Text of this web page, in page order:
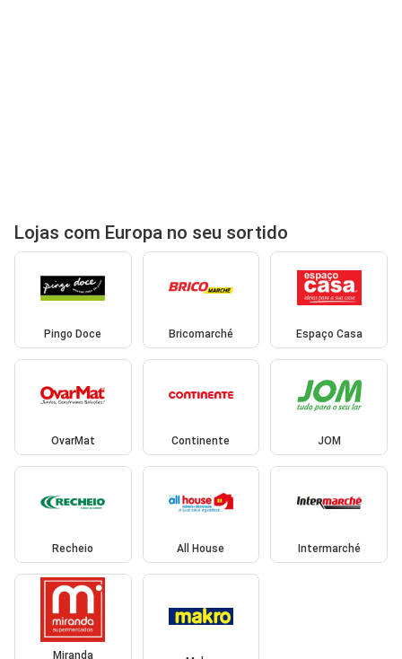
Lojas com Europa no seu sortido
Pingo Doce Bricomarché Espaço Casa
OvarMat Continente JOM
Recheio All House Intermarché
Miranda